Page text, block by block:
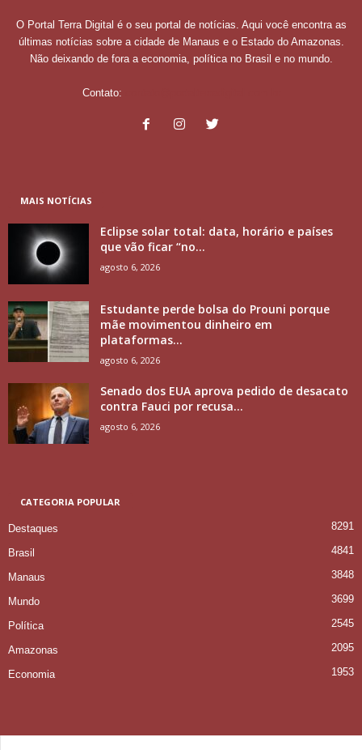
O Portal Terra Digital é o seu portal de notícias. Aqui você encontra as
últimas notícias sobre a cidade de Manaus e o Estado do Amazonas.
Não deixando de fora a economia, política no Brasil e no mundo.
Contato:
MAIS NOTÍCIAS
Eclipse solar total: data, horário e países
que vão ficar “no...
agosto 6, 2026
Estudante perde bolsa do Prouni porque
mãe movimentou dinheiro em
plataformas...
agosto 6, 2026
Senado dos EUA aprova pedido de desacato
contra Fauci por recusa...
agosto 6, 2026
CATEGORIA POPULAR
Destaques 8291
Brasil 4841
Manaus 3848
Mundo 3699
Política 2545
Amazonas 2095
Economia 1953